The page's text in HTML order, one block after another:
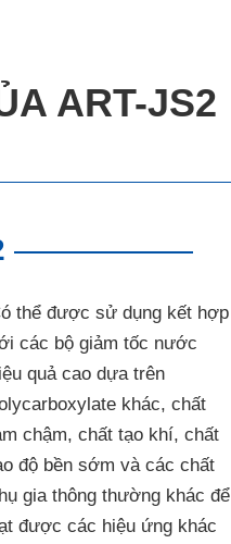
ART-JS2
thể được sử dụng kết hợp
các bộ giảm tốc nước
quả cao dựa trên
khác, chất
chậm, chất tạo khí, chất
độ bền sớm và các chất
gia thông thường khác để
được các hiệu ứng khác